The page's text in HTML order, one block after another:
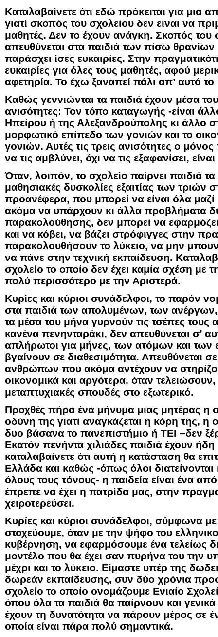
Καταλαβαίνετε ότι εδώ πρόκειται για μια
γιατί σκοπός του σχολείου δεν είναι να
μαθητές. Δεν το έχουν ανάγκη. Σκοπός του
απευθύνεται στα παιδιά των πίσω θρανίων
παράσχει ίσες ευκαιρίες. Στην
ευκαιρίες για όλες τους μαθητές, αφού
αφετηρία. Το έχω ξαναπεί πάλι απ’ αυτό
Καθώς γεννιώνται τα παιδιά έχουν μέσα
ανισότητες: Τον τόπο καταγωγής -είναι
Ηπείρου ή της Αλεξανδρούπολης κι άλλο
μορφωτικό επίπεδο των γονιών και το
γονιών. Αυτές τις τρεις ανισότητες ο
να τις αμβλύνει, όχι να τις εξαφανίσει,
Όταν, λοιπόν, το σχολείο παίρνει παιδιά
μαθησιακές δυσκολίες εξαιτίας των τριών
προανέφερα, που μπορεί να είναι όλα
ακόμα να υπάρχουν κι άλλα προβλήματα
παρακολούθησης, δεν μπορεί να
και να κόβει, να βάζει στρόφιγγες στην
παρακολουθήσουν το λύκειο, να μην
να πάνε στην τεχνική εκπαίδευση.
σχολείο το οποίο δεν έχει καμία σχέση με
πολύ περισσότερο με την Αριστερά.
Κυρίες και κύριοι συνάδελφοι, το παρόν
στα παιδιά των απολυμένων, των
τα μέσα του μήνα γυρνούν τις τσέπες
κανένα πενηνταράκι, δεν απευθύνεται σ’
απλήρωτοι για μήνες, των ατόμων και
βγαίνουν σε διαθεσιμότητα. Απευθύνεται
ανθρώπων που ακόμα αντέχουν να
οικονομικά και αργότερα, όταν
μεταπτυχιακές σπουδές στο εξωτερικό.
Προχθές πήρα ένα μήνυμα μιας μητέρας η
οδύνη της γιατί αναγκάζεται η κόρη της, η
δυο βάσανα το πανεπιστήμιο ή ΤΕΙ –δεν
Εκατόν πενήντα χιλιάδες παιδιά έχουν
καταλαβαίνετε ότι αυτή η κατάσταση θα
Ελλάδα και καθώς -όπως όλοι
όλους τους τόνους- η παιδεία είναι ένα
έπρεπε να έχει η πατρίδα μας, στην
χειροτερεύσει.
Κυρίες και κύριοι συνάδελφοι, σύμφωνα
στοχεύουμε, όταν με την ψήφο του
κυβέρνηση, να εφαρμόσουμε ένα τελείως
μοντέλο που θα έχει σαν πυρήνα του την
μέχρι και το λύκειο. Είμαστε υπέρ της
δωρεάν εκπαίδευσης, συν δύο χρόνια
σχολείο το οποίο ονομάζουμε Ενιαίο
όπου όλα τα παιδιά θα παίρνουν και
έχουν τη δυνατότητα να πάρουν μέρος σε
οποία είναι πάρα πολύ σημαντικά.